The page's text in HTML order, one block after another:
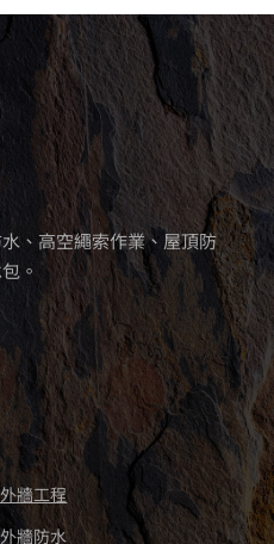
、高空繩索作業、屋頂防
。
牆工程
牆防水